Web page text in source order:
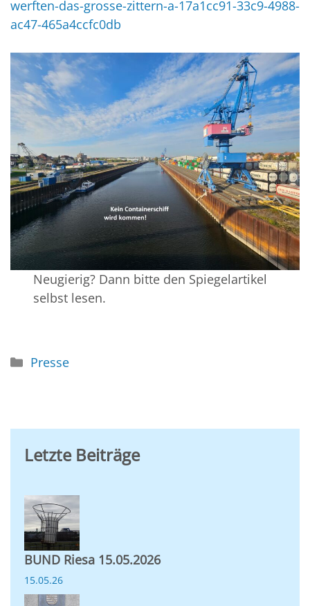
werften-das-grosse-zittern-a-17a1cc91-33c9-4988-
ac47-465a4ccfc0db
Neugierig? Dann bitte den Spiegelartikel
selbst lesen.
Kategorien
Presse
Letzte Beiträge
BUND Riesa 15.05.2026
15.05.26